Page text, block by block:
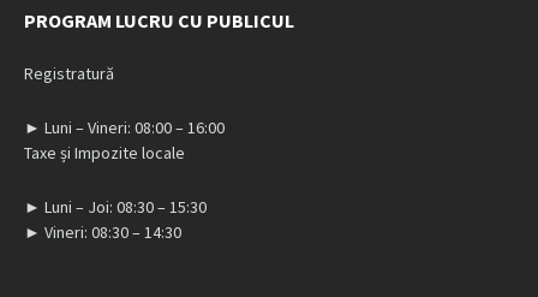
PROGRAM LUCRU CU PUBLICUL
Registratură
► Luni – Vineri: 08:00 – 16:00
Taxe și Impozite locale
► Luni – Joi: 08:30 – 15:30
► Vineri: 08:30 – 14:30